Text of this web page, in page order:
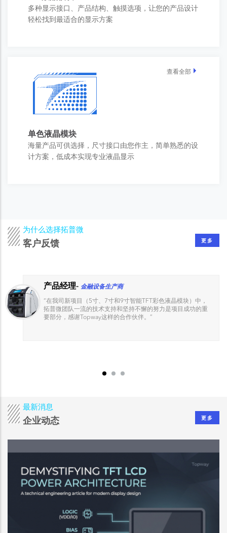
多种显示接口、产品结构、触摸选项，让您的产品设计
轻松找到最适合的显示方案
单色液晶模块
查看全部
海量产品可供选择，尺寸接口由您作主，简单熟悉的设
计方案，低成本实现专业液晶显示
为什么选择拓普微
客户反馈 更多
产品经理- 金融设备生产商
“在我司新项目（5寸、7寸和9寸智能TFT彩色液晶模块）中，
拓普微团队一流的技术支持和坚持不懈的努力是项目成功的重
要部分，感谢Topway这样的合作伙伴。 ”
最新消息
企业动态 更多